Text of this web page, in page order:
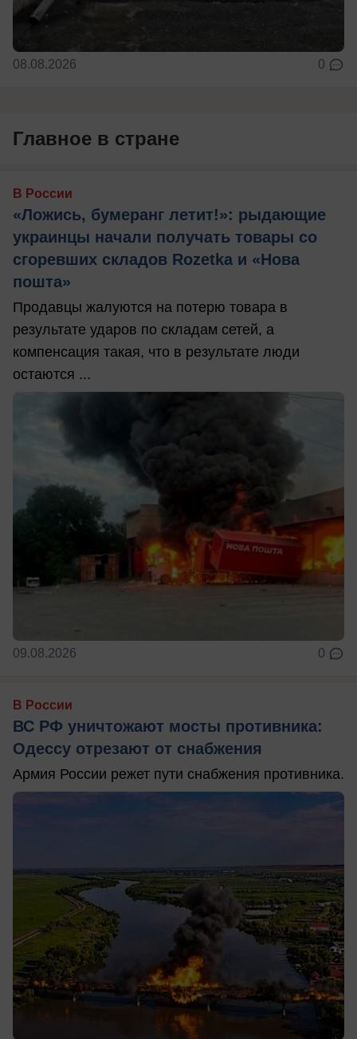
08.08.2026 0
Главное в стране
В России
«Ложись, бумеранг летит!»: рыдающие
украинцы начали получать товары со
сгоревших складов Rozetka и «Нова
пошта»
Продавцы жалуются на потерю товара в
результате ударов по складам сетей, а
компенсация такая, что в результате люди
остаются ...
09.08.2026 0
В России
ВС РФ уничтожают мосты противника:
Одессу отрезают от снабжения
Армия России режет пути снабжения противника.